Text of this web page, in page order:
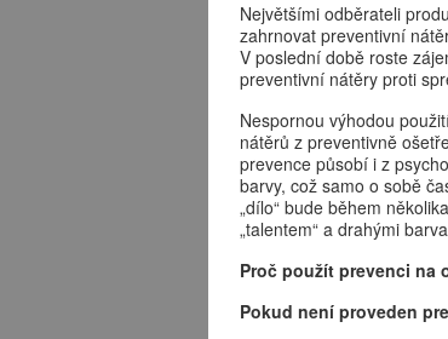
Největšími odběrateli
zahrnovat preventivní
V poslední době roste
preventivní nátěry proti
Nespornou výhodou
nátěrů z preventivně
prevence působí i z
barvy, což samo o sobě
„dílo“ bude během
„talentem“ a drahými
Proč použít prevenci na
Pokud není proveden